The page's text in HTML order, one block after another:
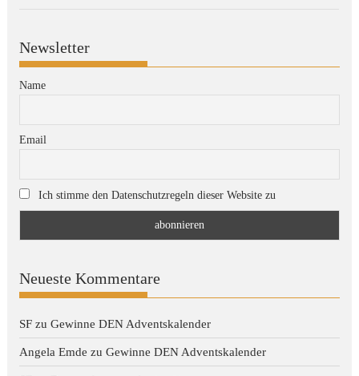
Newsletter
Name
Email
Ich stimme den Datenschutzregeln dieser Website zu
Neueste Kommentare
SF zuGewinne DEN Adventskalender
Angela Emde zuGewinne DEN Adventskalender